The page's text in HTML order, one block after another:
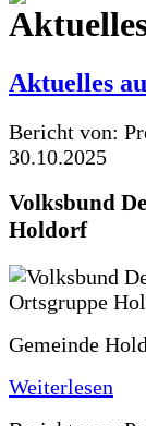
Aktuelles
Bericht von:
30.10.2025
Volksbund
Holdorf
Gemeinde
Weiterlesen